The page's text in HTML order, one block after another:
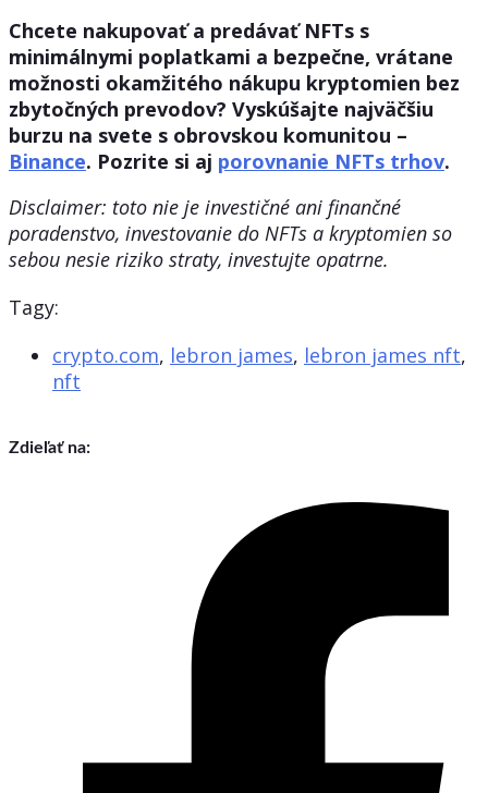
Chcete nakupovať a predávať NFTs s
minimálnymi poplatkami a bezpečne, vrátane
možnosti okamžitého nákupu kryptomien bez
zbytočných prevodov? Vyskúšajte najväčšiu
burzu na svete s obrovskou komunitou –
Binance. Pozrite si aj porovnanie NFTs trhov.
Disclaimer: toto nie je investičné ani finančné
poradenstvo, investovanie do NFTs a kryptomien so
sebou nesie riziko straty, investujte opatrne.
Tagy:
crypto.com, lebron james, lebron james nft,
nft
Zdieľať na: